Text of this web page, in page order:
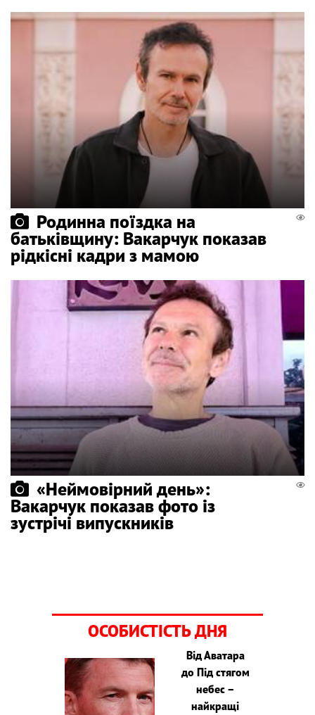
Родинна поїздка на
батьківщину: Вакарчук показав
рідкісні кадри з мамою
«Неймовірний день»:
Вакарчук показав фото із
зустрічі випускників
ОСОБИСТІСТЬ ДНЯ
Від Аватара
до Під стягом
небес –
найкращі